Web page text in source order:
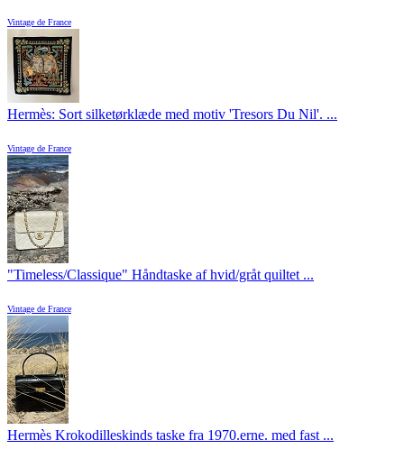
Vintage de France
Hermès: Sort silketørklæde med motiv 'Tresors Du Nil'. ...
Vintage de France
"Timeless/Classique" Håndtaske af hvid/gråt quiltet ...
Vintage de France
Hermès Krokodilleskinds taske fra 1970.erne. med fast ...